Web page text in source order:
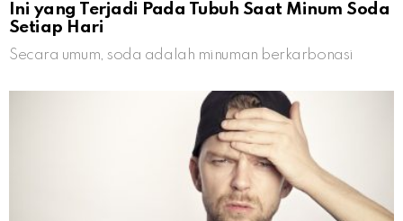
Ini yang Terjadi Pada Tubuh Saat Minum Soda
Setiap Hari
Secara umum, soda adalah minuman berkarbonasi